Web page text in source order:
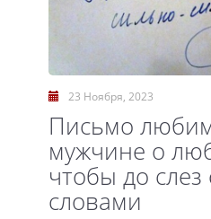
23 Ноября, 2023
Письмо
мужчине о
чтобы до
словами